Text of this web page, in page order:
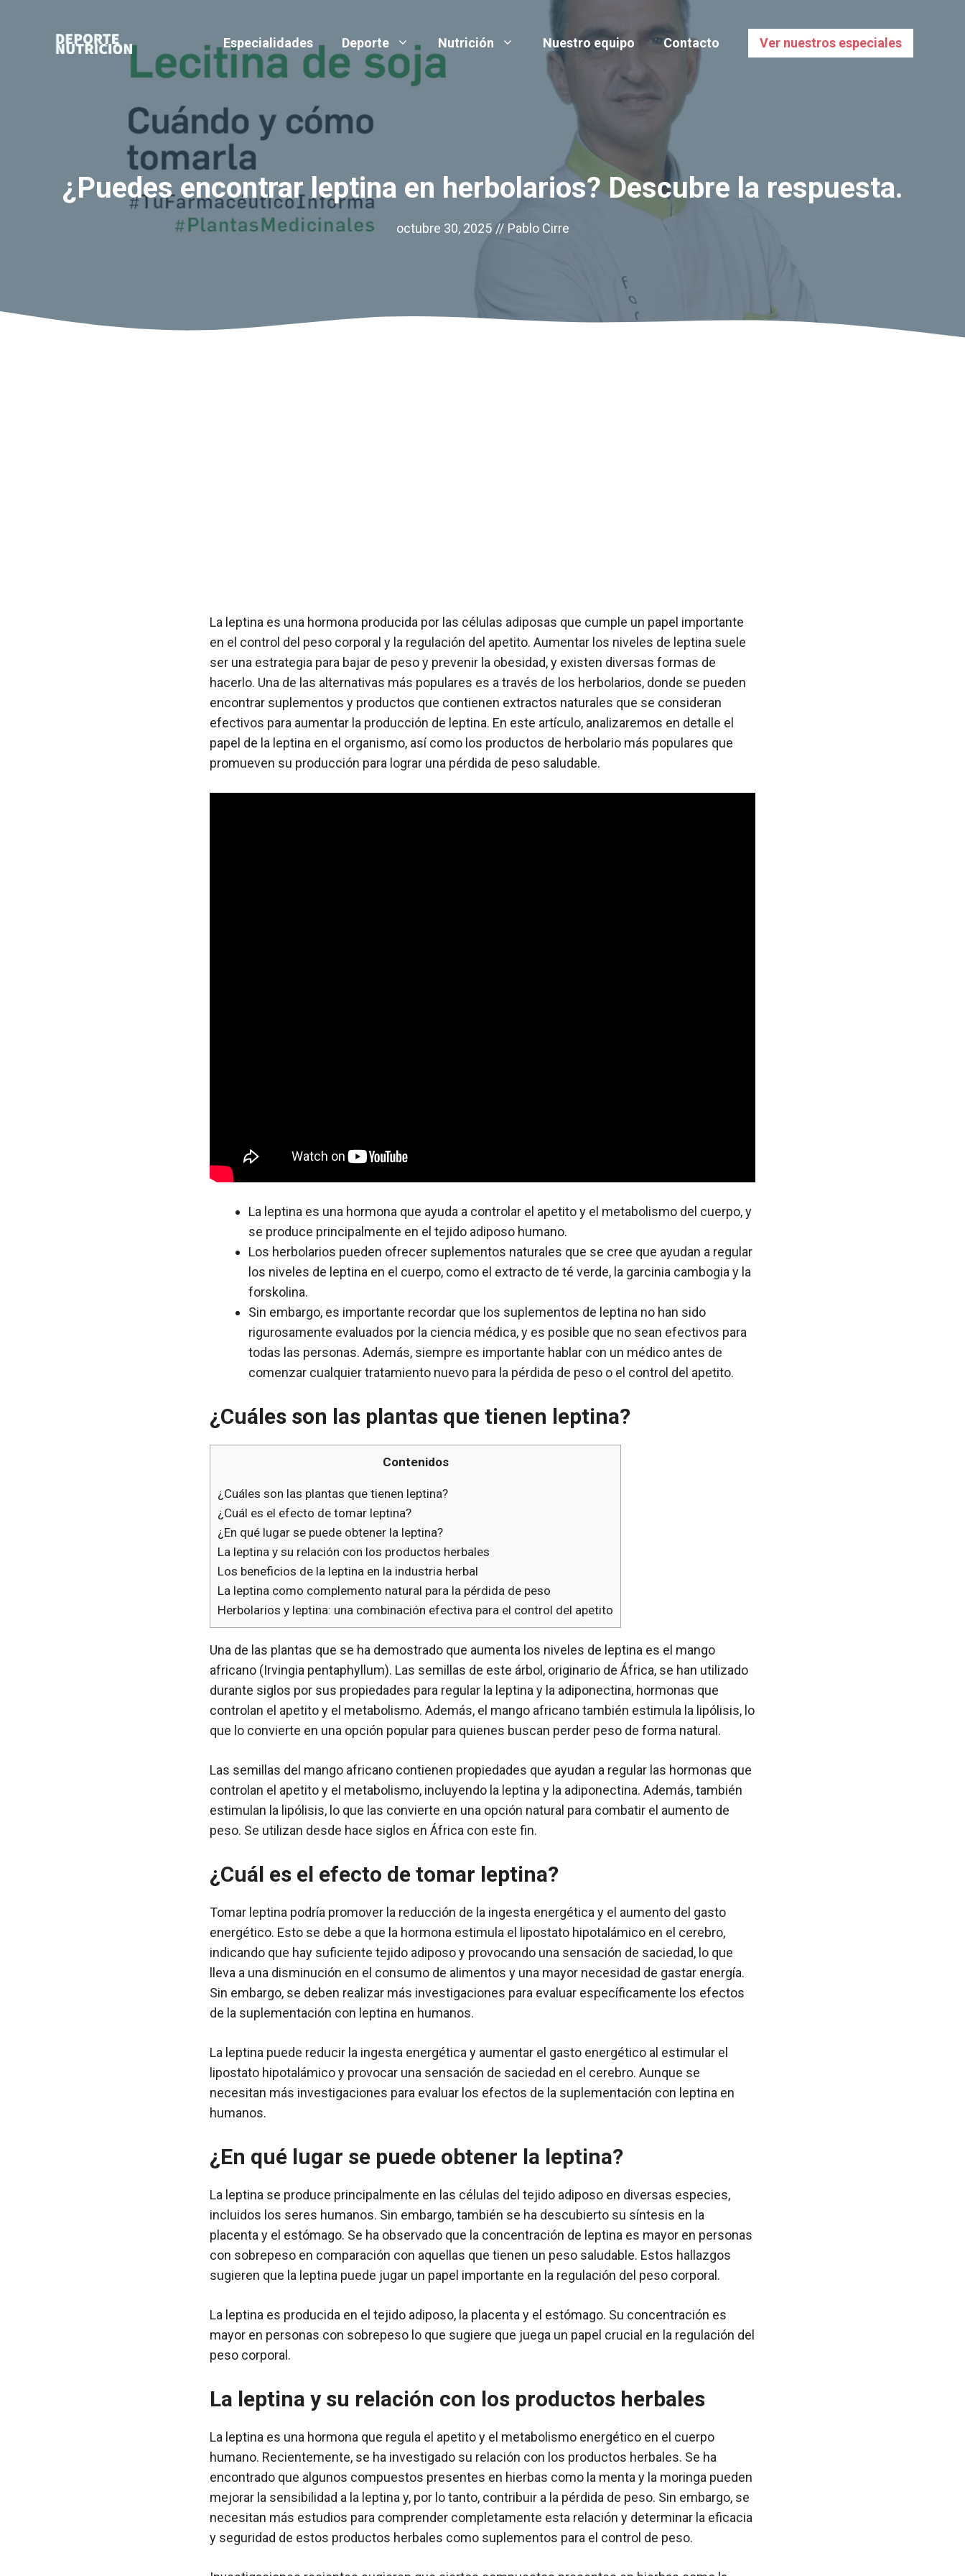
Especialidades Deporte Nutrición Nuestro equipo Contacto Ver nuestros especiales
¿Puedes encontrar leptina en herbolarios? Descubre la respuesta.
octubre 30, 2025 // Pablo Cirre
La leptina es una hormona producida por las células adiposas que cumple un papel importante
en el control del peso corporal y la regulación del apetito. Aumentar los niveles de leptina suele
ser una estrategia para bajar de peso y prevenir la obesidad, y existen diversas formas de
hacerlo. Una de las alternativas más populares es a través de los herbolarios, donde se pueden
encontrar suplementos y productos que contienen extractos naturales que se consideran
efectivos para aumentar la producción de leptina. En este artículo, analizaremos en detalle el
papel de la leptina en el organismo, así como los productos de herbolario más populares que
promueven su producción para lograr una pérdida de peso saludable.
La leptina es una hormona que ayuda a controlar el apetito y el metabolismo del cuerpo, y
se produce principalmente en el tejido adiposo humano.
Los herbolarios pueden ofrecer suplementos naturales que se cree que ayudan a regular
los niveles de leptina en el cuerpo, como el extracto de té verde, la garcinia cambogia y la
forskolina.
Sin embargo, es importante recordar que los suplementos de leptina no han sido
rigurosamente evaluados por la ciencia médica, y es posible que no sean efectivos para
todas las personas. Además, siempre es importante hablar con un médico antes de
comenzar cualquier tratamiento nuevo para la pérdida de peso o el control del apetito.
¿Cuáles son las plantas que tienen leptina?
Contenidos
¿Cuáles son las plantas que tienen leptina?
¿Cuál es el efecto de tomar leptina?
¿En qué lugar se puede obtener la leptina?
La leptina y su relación con los productos herbales
Los beneficios de la leptina en la industria herbal
La leptina como complemento natural para la pérdida de peso
Herbolarios y leptina: una combinación efectiva para el control del apetito
Una de las plantas que se ha demostrado que aumenta los niveles de leptina es el mango
africano (Irvingia pentaphyllum). Las semillas de este árbol, originario de África, se han utilizado
durante siglos por sus propiedades para regular la leptina y la adiponectina, hormonas que
controlan el apetito y el metabolismo. Además, el mango africano también estimula la lipólisis, lo
que lo convierte en una opción popular para quienes buscan perder peso de forma natural.
Las semillas del mango africano contienen propiedades que ayudan a regular las hormonas que
controlan el apetito y el metabolismo, incluyendo la leptina y la adiponectina. Además, también
estimulan la lipólisis, lo que las convierte en una opción natural para combatir el aumento de
peso. Se utilizan desde hace siglos en África con este fin.
¿Cuál es el efecto de tomar leptina?
Tomar leptina podría promover la reducción de la ingesta energética y el aumento del gasto
energético. Esto se debe a que la hormona estimula el lipostato hipotalámico en el cerebro,
indicando que hay suficiente tejido adiposo y provocando una sensación de saciedad, lo que
lleva a una disminución en el consumo de alimentos y una mayor necesidad de gastar energía.
Sin embargo, se deben realizar más investigaciones para evaluar específicamente los efectos
de la suplementación con leptina en humanos.
La leptina puede reducir la ingesta energética y aumentar el gasto energético al estimular el
lipostato hipotalámico y provocar una sensación de saciedad en el cerebro. Aunque se
necesitan más investigaciones para evaluar los efectos de la suplementación con leptina en
humanos.
¿En qué lugar se puede obtener la leptina?
La leptina se produce principalmente en las células del tejido adiposo en diversas especies,
incluidos los seres humanos. Sin embargo, también se ha descubierto su síntesis en la
placenta y el estómago. Se ha observado que la concentración de leptina es mayor en personas
con sobrepeso en comparación con aquellas que tienen un peso saludable. Estos hallazgos
sugieren que la leptina puede jugar un papel importante en la regulación del peso corporal.
La leptina es producida en el tejido adiposo, la placenta y el estómago. Su concentración es
mayor en personas con sobrepeso lo que sugiere que juega un papel crucial en la regulación del
peso corporal.
La leptina y su relación con los productos herbales
La leptina es una hormona que regula el apetito y el metabolismo energético en el cuerpo
humano. Recientemente, se ha investigado su relación con los productos herbales. Se ha
encontrado que algunos compuestos presentes en hierbas como la menta y la moringa pueden
mejorar la sensibilidad a la leptina y, por lo tanto, contribuir a la pérdida de peso. Sin embargo, se
necesitan más estudios para comprender completamente esta relación y determinar la eficacia
y seguridad de estos productos herbales como suplementos para el control de peso.